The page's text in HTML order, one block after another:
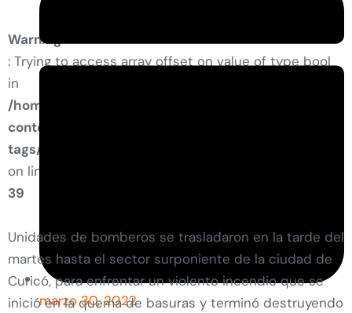
marzo 30, 2022
Warning
: Trying to access array offset on value of type bool
in
/home/condell/public_html/wp-
content/plugins/elementor-pro/modules/dynamic-
tags/tags/post-featured-image.php
on line
39
Unidades de bomberos se trasladaron en la tarde del
martes hasta el sector surponiente de la ciudad de
Curicó, para enfrentar un violento incendio que se
inició en la quema de basuras y terminó destruyendo